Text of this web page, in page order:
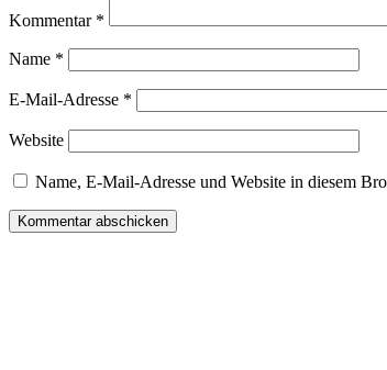
Kommentar *
Name *
E-Mail-Adresse *
Website
Name, E-Mail-Adresse und Website in diesem